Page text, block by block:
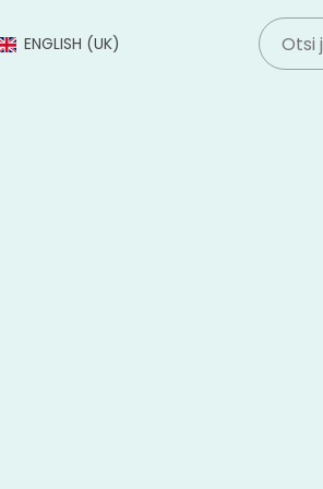
ENGLISH (UK)